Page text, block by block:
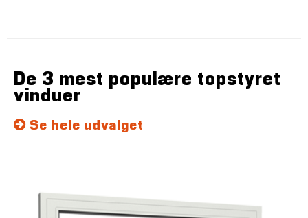
De 3 mest populære topstyret
vinduer
Se hele udvalget